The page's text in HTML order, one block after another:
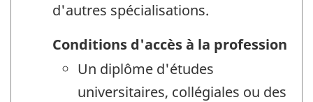
d'autres spécialisations.
Conditions d'accès à la profession
Un diplôme d'études
universitaires, collégiales ou des